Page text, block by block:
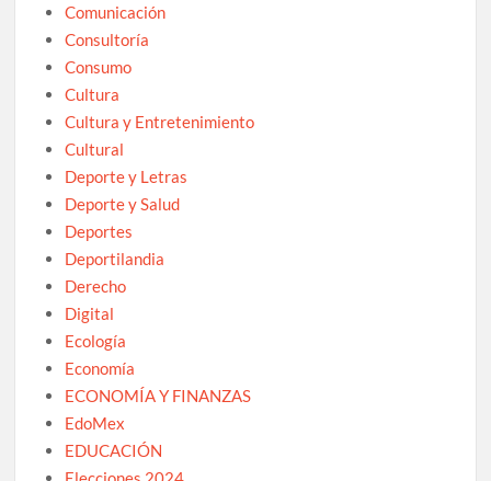
Comunicación
Consultoría
Consumo
Cultura
Cultura y Entretenimiento
Cultural
Deporte y Letras
Deporte y Salud
Deportes
Deportilandia
Derecho
Digital
Ecología
Economía
ECONOMÍA Y FINANZAS
EdoMex
EDUCACIÓN